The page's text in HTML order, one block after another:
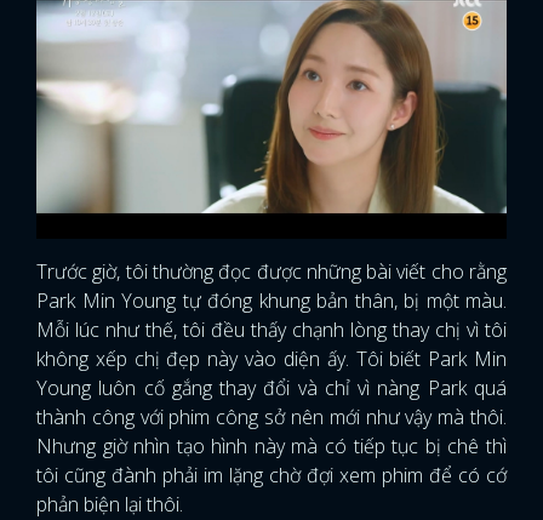
Trước giờ, tôi thường đọc được những bài viết cho rằng
Park Min Young tự đóng khung bản thân, bị một màu.
Mỗi lúc như thế, tôi đều thấy chạnh lòng thay chị vì tôi
không xếp chị đẹp này vào diện ấy. Tôi biết Park Min
Young luôn cố gắng thay đổi và chỉ vì nàng Park quá
thành công với phim công sở nên mới như vậy mà thôi.
Nhưng giờ nhìn tạo hình này mà có tiếp tục bị chê thì
tôi cũng đành phải im lặng chờ đợi xem phim để có cớ
phản biện lại thôi.